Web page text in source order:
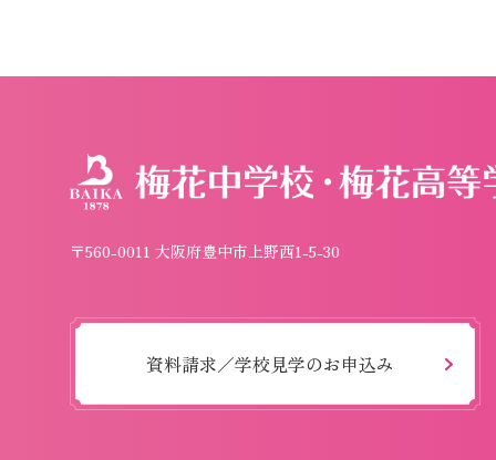
〒560-0011 大阪府豊中市上野西1-5-30
資料請求／学校見学のお申込み